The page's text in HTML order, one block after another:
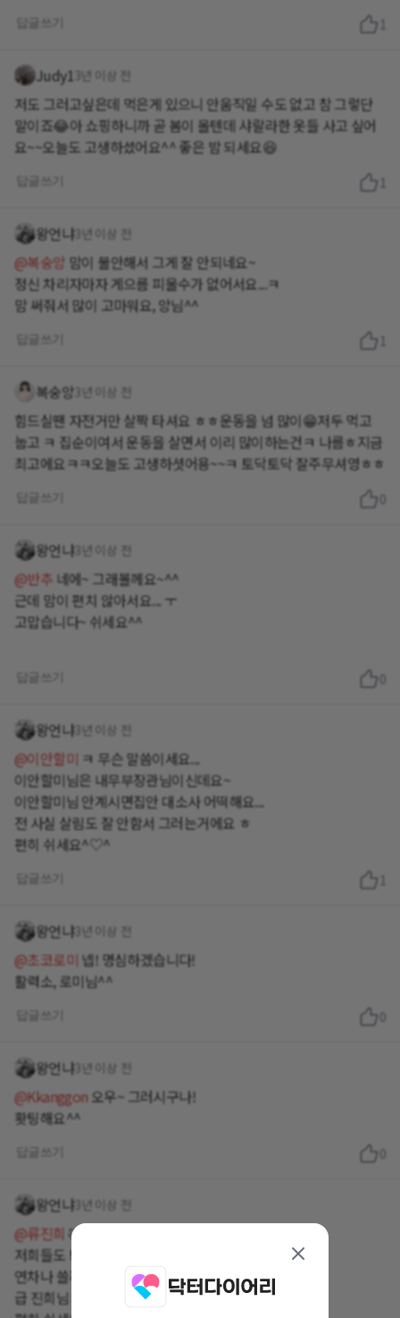
1
Judy1 3년 이상 전
저도 그러고싶은데 먹은게 있으니 안움직일 수도 없고 참 그렇단
말이죠😂아 쇼핑하니까 곧 봄이 올텐데 샤랄라한 옷들 사고 싶어
요~~오늘도 고생하셨어요^^ 좋은 밤 되세요😆
1
왕언냐3년 이상 전
@복숭앙 맘이 불안해서 그게 잘 안되네요~
정신 차리자마자 게으름 피울수가 없어서요...ㅋ
1
복숭앙 3년 이상 전
힘드실땐 자전거만 살짝 타셔요 ㅎㅎ운동을 넘 많이😁저두 먹고
눕고 ㅋ 집순이여서 운동을 살면서 이리 많이하는건ㅋ 나름ㅎ지금
최고에요ㅋㅋ오늘도 고생하셧어용~~ㅋ 토닥토닥 잘주무셔영ㅎㅎ
왕언냐3년 이상 전
@반추 네에~ 그래볼께요~^^
근데 맘이 편치 않아서요... ㅜ
고맙습니다~ 쉬세요^^
왕언냐3년 이상 전
@이안할미 ㅋ 무슨 말씀이세요...
이안할미님은 내무부장관님이신데요~
이안할미님 안계시면집안 대소사 어떡해요...
전 사실 살림도 잘 안함서 그러는거에요 ㅎ
편히 쉬세요^♡^
1
왕언냐3년 이상 전
@초코로미 넵! 명심하겠습니다!
활력소, 로미님^^
왕언냐3년 이상 전
@Kkanggon오우~ 그러시구나!
홧팅해요^^
왕언냐3년 이상 전
@류진희 🤣🤣🤣🤣🤣
저희들도 퇴근하면서 이제 집으로 출근하는거다,
연차나 쓸까... 이럼서 퇴근해용!
급 진희님 왜 동료같지? ㅎ